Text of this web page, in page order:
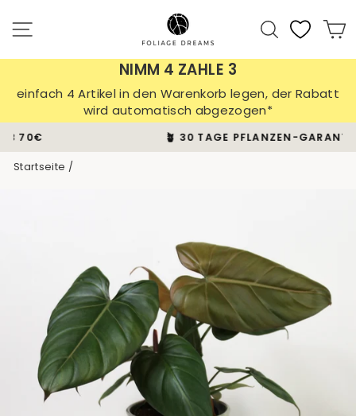
zum
Inhalt
Suche
NIMM 4 ZAHLE 3
einfach 4 Artikel in den Warenkorb legen, der Rabatt
wird automatisch abgezogen*
Pause
🪴 30 TAGE PFLANZEN-GARANTIE
Startseite /